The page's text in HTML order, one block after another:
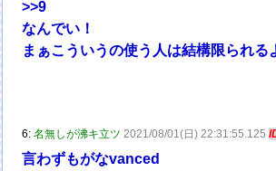
>>9
なんでい！
まぁこういうの使う人は結構限られる
6:名無しが沸キ立ツ 2021/08/01(日) 22:31:55.125
言わずもがなvanced